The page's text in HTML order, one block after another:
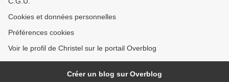
Cookies et données personnelles
Préférences cookies
Voir le profil de Christel sur le portail Overblog
Créer un blog sur Overblog